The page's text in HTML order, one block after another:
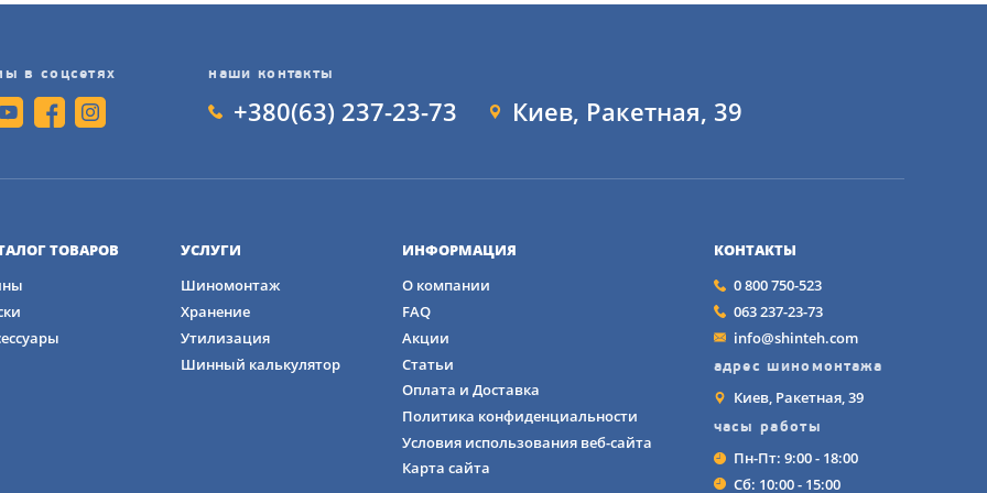
устойчивость и защищают от повреждений при езде по неровным
за УльтраГрип Перформенс + СУВ 235/55 R19 105T XL SealTech позволят
срок службы. Перед установкой шин нужно убедиться, что они
рекомендациям производителя автомобиля. Балансировка и
очень важны для хорошей работы шин и равномерного износа.
в соцсетях наши контакты
+380(63) 237-23-73 Киев, Ракетная, 39
ТОВАРОВ
УСЛУГИ
Шиномонтаж
Хранение
Утилизация
Шинный калькулятор
ИНФОРМАЦИЯ
О компании
FAQ
Акции
Статьи
Оплата и Доставка
Политика конфиденциальности
Условия использования веб-сайта
Карта сайта
КОНТАКТЫ
0 800 750-523
063 237-23-73
info@shinteh.com
адрес шиномонтажа
Киев, Ракетная, 39
часы работы
Пн-Пт: 9:00 - 18:00
Сб: 10:00 - 15:00